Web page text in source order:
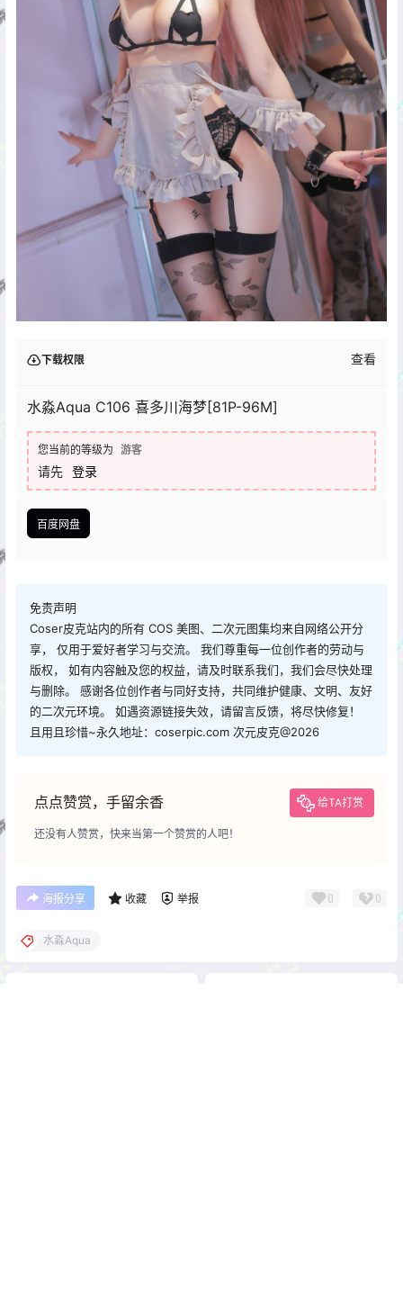
下载权限 查看
水淼Aqua C106 喜多川海梦[81P-96M]
您当前的等级为 游客
请先 登录
百度网盘
免责声明
Coser皮克站内的所有 COS 美图、二次元图集均来自网络公开分
享， 仅用于爱好者学习与交流。 我们尊重每一位创作者的劳动与
版权， 如有内容触及您的权益，请及时联系我们，我们会尽快处理
与删除。 感谢各位创作者与同好支持，共同维护健康、文明、友好
的二次元环境。 如遇资源链接失效，请留言反馈，将尽快修复！
且用且珍惜~永久地址：coserpic.com 次元皮克@2026
点点赞赏，手留余香 给TA打赏
还没有人赞赏，快来当第一个赞赏的人吧！
海报分享 收藏 举报 0 0
水淼Aqua